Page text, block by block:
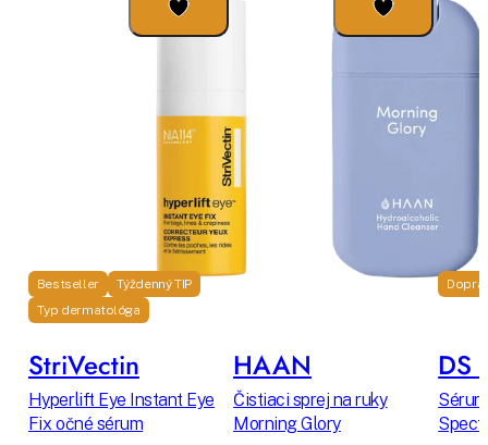
Bestseller
Týždenný TIP
Typ dermatológa
StriVectin
Hyperlift Eye Instant Eye
Fix očné sérum
HAAN
Čistiaci sprej na ruky
Morning Glory
DS